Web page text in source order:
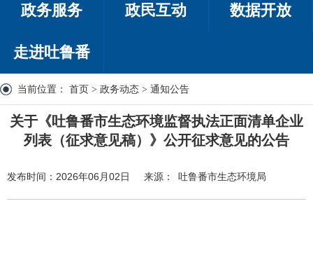
政务服务 政民互动 数据开放
走进吐鲁番
当前位置： 首页 > 政务动态 > 通知公告
关于《吐鲁番市生态环境监督执法正面清单企业
列表（征求意见稿）》公开征求意见的公告
发布时间：2026年06月02日 来源： 吐鲁番市生态环境局